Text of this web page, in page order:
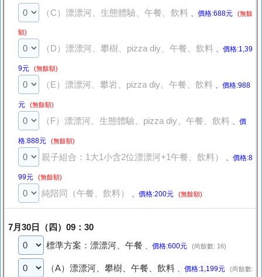
（C）漂漂河、生態體驗、午餐、飲料 、價格:688元 (無餘
額)
（D）漂漂河、攀樹、pizza diy、午餐、飲料 、價格:1,39
9元 (無餘額)
（E）漂漂河、攀岩、pizza diy、午餐、飲料 、價格:988
元 (無餘額)
（F）漂漂河、生態體驗、pizza diy、午餐、飲料 、價
格:888元 (無餘額)
親子組合：1大1小含2位漂漂河+1午餐、飲料） 、價格:8
99元 (無餘額)
純陪同（午餐、飲料） 、價格:200元 (無餘額)
7月30日（四）09：30
標準方案：漂漂河、午餐 、價格:600元 (尚餘數: 16)
（A）漂漂河、攀樹、午餐、飲料 、價格:1,199元 (尚餘數: